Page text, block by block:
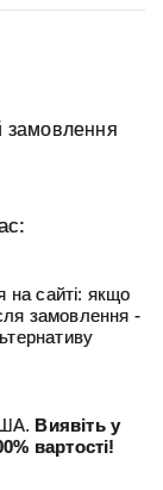
замовлення
на сайті: якщо
замовлення -
Виявіть у
вартості!